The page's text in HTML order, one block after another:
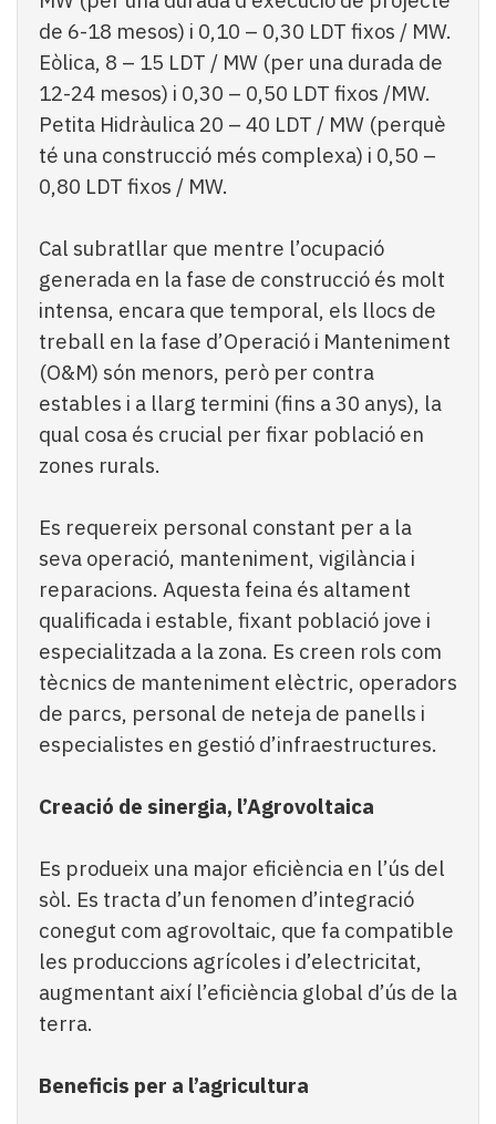
de 6-18 mesos) i 0,10 – 0,30 LDT fixos / MW.
Eòlica, 8 – 15 LDT / MW (per una durada de
12-24 mesos) i 0,30 – 0,50 LDT fixos /MW.
Petita Hidràulica 20 – 40 LDT / MW (perquè
té una construcció més complexa) i 0,50 –
0,80 LDT fixos / MW.
Cal subratllar que mentre l’ocupació
generada en la fase de construcció és molt
intensa, encara que temporal, els llocs de
treball en la fase d’Operació i Manteniment
(O&M) són menors, però per contra
estables i a llarg termini (fins a 30 anys), la
qual cosa és crucial per fixar població en
zones rurals.
Es requereix personal constant per a la
seva operació, manteniment, vigilància i
reparacions. Aquesta feina és altament
qualificada i estable, fixant població jove i
especialitzada a la zona. Es creen rols com
tècnics de manteniment elèctric, operadors
de parcs, personal de neteja de panells i
especialistes en gestió d’infraestructures.
Creació de sinergia, l’Agrovoltaica
Es produeix una major eficiència en l’ús del
sòl. Es tracta d’un fenomen d’integració
conegut com agrovoltaic, que fa compatible
les produccions agrícoles i d’electricitat,
augmentant així l’eficiència global d’ús de la
terra.
Beneficis per a l’agricultura